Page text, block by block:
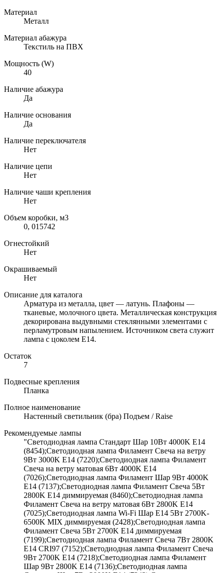
Материал
Металл
Материал абажура
Текстиль на ПВХ
Мощность (W)
40
Наличие абажура
Да
Наличие основания
Да
Наличие переключателя
Нет
Наличие цепи
Нет
Наличие чаши крепления
Нет
Объем коробки, м3
0, 015742
Огнестойкий
Нет
Окрашиваемый
Нет
Описание для каталога
Арматура из металла, цвет — латунь. Плафоны —
тканевые, молочного цвета. Металлическая конструкция
декорирована выдувными стеклянными элементами с
перламутровым напылением. Источником света служит
лампа с цоколем Е14.
Остаток
7
Подвесные крепления
Планка
Полное наименование
Настенный светильник (бра) Подъем / Raise
Рекомендуемые лампы
"Светодиодная лампа Стандарт Шар 10Вт 4000K E14
(8454);Светодиодная лампа Филамент Свеча на ветру
9Вт 3000K E14 (7220);Светодиодная лампа Филамент
Свеча на ветру матовая 6Вт 4000K E14
(7026);Светодиодная лампа Филамент Шар 9Вт 4000K
E14 (7137);Светодиодная лампа Филамент Свеча 5Вт
2800K E14 диммируемая (8460);Светодиодная лампа
Филамент Свеча на ветру матовая 6Вт 2800K E14
(7025);Светодиодная лампа Wi-Fi Шар E14 5Вт 2700K-
6500K MIX диммируемая (2428);Светодиодная лампа
Филамент Свеча 5Вт 2700K E14 диммируемая
(7199);Светодиодная лампа Филамент Свеча 7Вт 2800K
E14 CRI97 (7152);Светодиодная лампа Филамент Свеча
9Вт 2700K E14 (7218);Светодиодная лампа Филамент
Шар 9Вт 2800K E14 (7136);Светодиодная лампа